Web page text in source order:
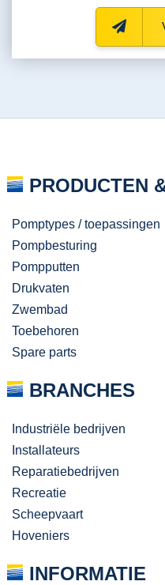
PRODUCTEN
Pomptypes / toepassingen
Pompbesturing
Pompputten
Drukvaten
Zwembad
Toebehoren
Spare parts
BRANCHES
Industriële bedrijven
Installateurs
Reparatiebedrijven
Recreatie
Scheepvaart
Hoveniers
INFORMATIE